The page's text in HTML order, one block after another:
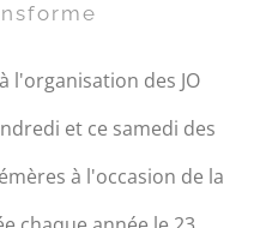
l'organisation des JO
et ce samedi des
à l'occasion de la